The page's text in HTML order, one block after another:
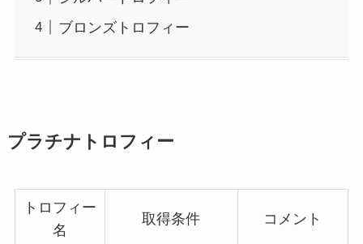
ブロンズトロフィー
プラチナトロフィー
トロフィー
名
取得条件 コメント